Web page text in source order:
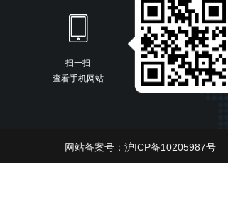
扫一扫
查看手机网站
网站备案号： 沪ICP备10205987号